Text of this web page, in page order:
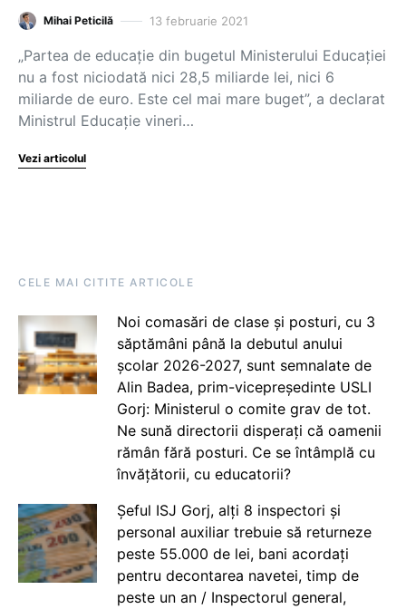
Mihai Peticilă 13 februarie 2021
„Partea de educație din bugetul Ministerului Educației
nu a fost niciodată nici 28,5 miliarde lei, nici 6
miliarde de euro. Este cel mai mare buget”, a declarat
Ministrul Educație vineri…
Vezi articolul
CELE MAI CITITE ARTICOLE
Noi comasări de clase și posturi, cu 3
săptămâni până la debutul anului
școlar 2026-2027, sunt semnalate de
Alin Badea, prim-vicepreședinte USLI
Gorj: Ministerul o comite grav de tot.
Ne sună directorii disperați că oamenii
rămân fără posturi. Ce se întâmplă cu
învățătorii, cu educatorii?
Șeful ISJ Gorj, alți 8 inspectori și
personal auxiliar trebuie să returneze
peste 55.000 de lei, bani acordați
pentru decontarea navetei, timp de
peste un an / Inspectorul general,